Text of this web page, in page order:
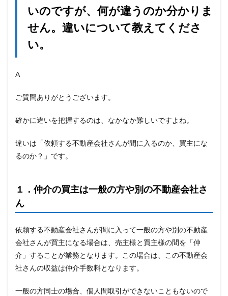
いのですが、何が違うのか分かりま
せん。違いについて教えてくださ
い。
A
ご質問ありがとうございます。
確かに違いを把握するのは、なかなか難しいですよね。
違いは「依頼する不動産会社さんが間に入るのか、買主にな
るのか？」です。
１．仲介の買主は一般の方や別の不動産会社さ
ん
依頼する不動産会社さんが間に入って一般の方や別の不動産
会社さんが買主になる場合は、売主様と買主様の間を「仲
介」することが業務となります。この場合は、この不動産会
社さんの収益は仲介手数料となります。
一般の方同士の場合、個人間取引ができないこともないので